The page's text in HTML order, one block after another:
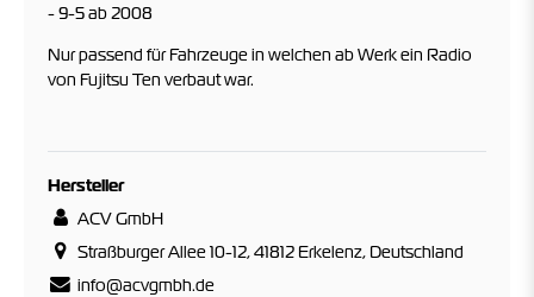
- 9-5 ab 2008
Nur passend für Fahrzeuge in welchen ab Werk ein Radio
von Fujitsu Ten verbaut war.
Hersteller
ACV GmbH
Straßburger Allee 10-12, 41812 Erkelenz, Deutschland
info@acvgmbh.de